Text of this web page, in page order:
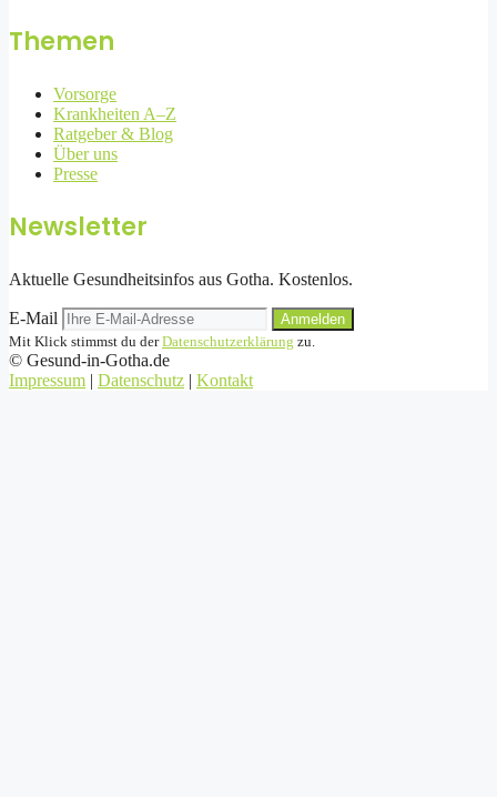
Themen
Vorsorge
Krankheiten A–Z
Ratgeber & Blog
Über uns
Presse
Newsletter
Aktuelle Gesundheitsinfos aus Gotha. Kostenlos.
E-Mail
Anmelden
Mit Klick stimmst du derDatenschutzerklärung zu.
© Gesund-in-Gotha.de
Impressum | Datenschutz | Kontakt